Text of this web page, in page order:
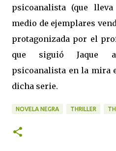
psicoanalista (que
medio de ejemplares
protagonizada por el
que siguió Jaque
psicoanalista en la mira
dicha serie.
NOVELA NEGRA THRILLER